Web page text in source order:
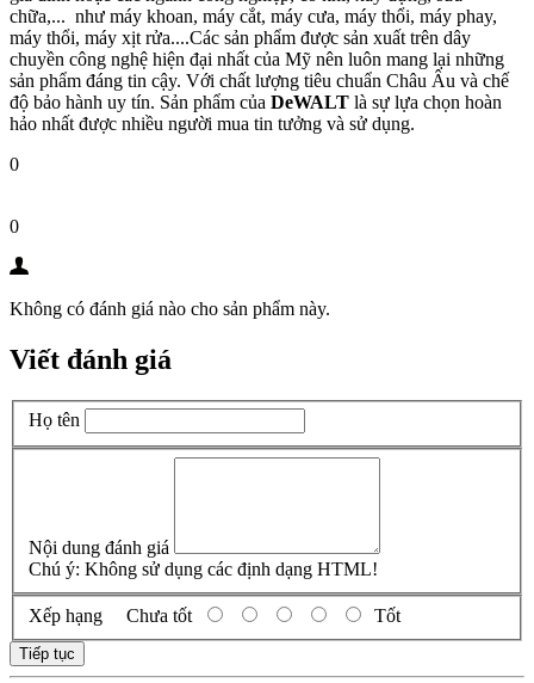
chữa,... như máy khoan, máy cắt, máy cưa, máy thổi, máy phay,
máy thổi, máy xịt rửa....Các sản phẩm được sản xuất trên dây
chuyền công nghệ hiện đại nhất của Mỹ nên luôn mang lại những
sản phẩm đáng tin cậy. Với chất lượng tiêu chuẩn Châu Âu và chế
độ bảo hành uy tín. Sản phẩm của DeWALT là sự lựa chọn hoàn
hảo nhất được nhiều người mua tin tưởng và sử dụng.
0
0
Không có đánh giá nào cho sản phẩm này.
Viết đánh giá
Họ tên
Nội dung đánh giá
Chú ý: Không sử dụng các định dạng HTML!
Xếp hạng Chưa tốt Tốt
Tiếp tục